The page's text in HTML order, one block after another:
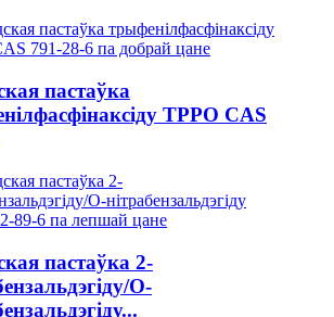
пастаўка
TPPO CAS
пастаўка 2-
O-